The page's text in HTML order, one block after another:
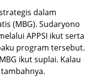
dalam
(MBG). Sudaryono
APPSI ikut serta
program tersebut.
ikut suplai. Kalau